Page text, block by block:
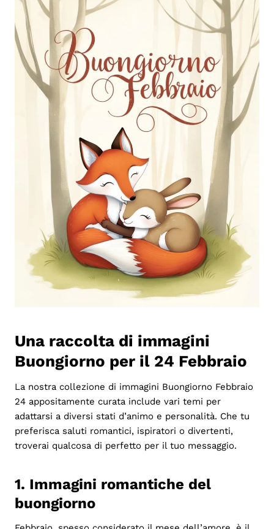
Una raccolta di immagini
Buongiorno per il 24 Febbraio
La nostra collezione di immagini Buongiorno Febbraio
24 appositamente curata include vari temi per
adattarsi a diversi stati d’animo e personalità. Che tu
preferisca saluti romantici, ispiratori o divertenti,
troverai qualcosa di perfetto per il tuo messaggio.
1. Immagini romantiche del
buongiorno